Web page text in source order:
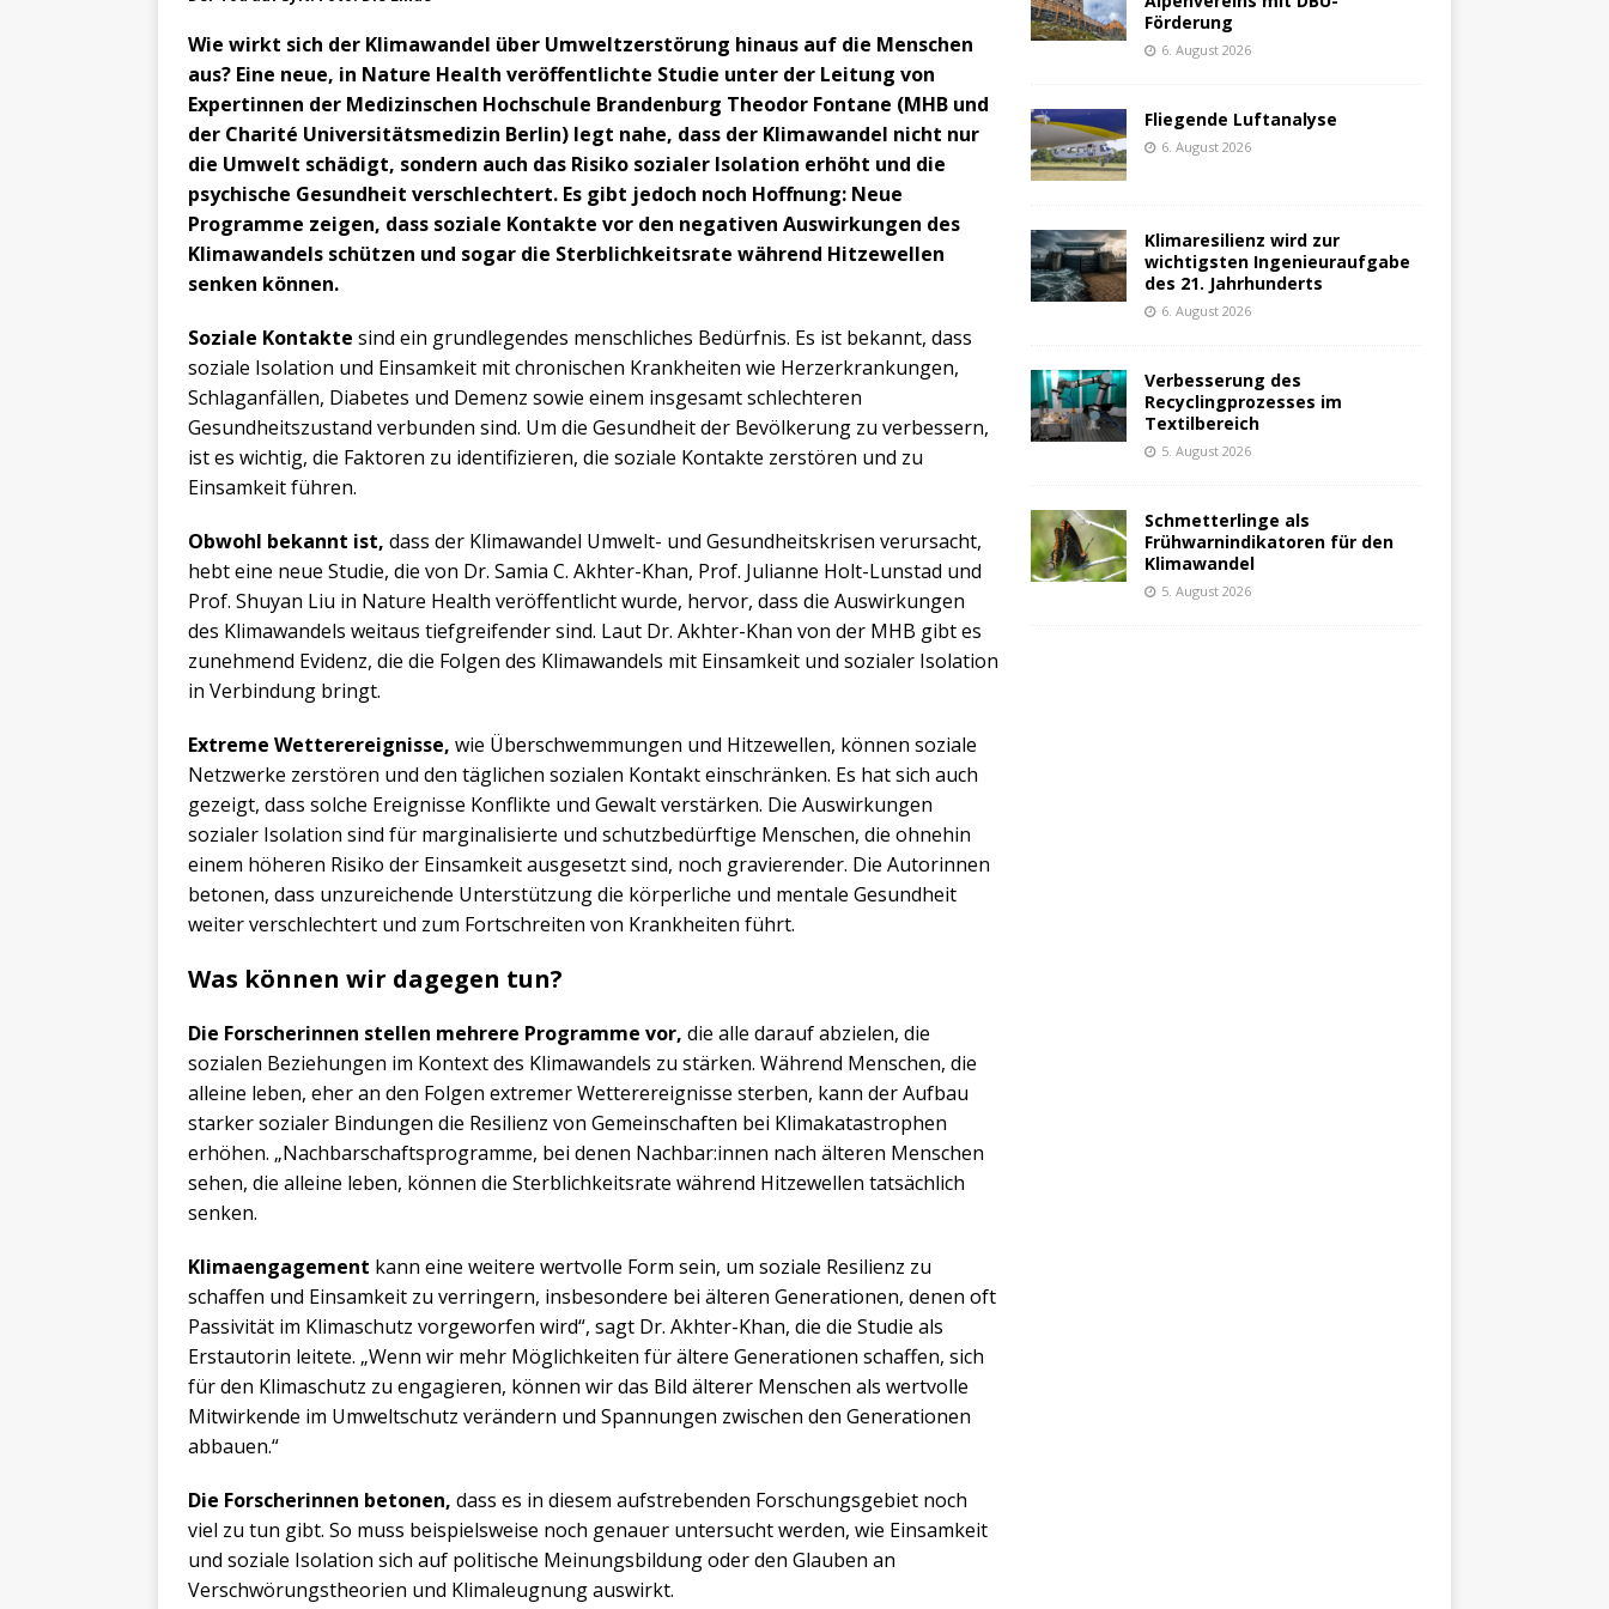
Wie wirkt sich der Klimawandel über Umweltzerstörung hinaus auf die Menschen
aus? Eine neue, in Nature Health veröffentlichte Studie unter der Leitung von
Expertinnen der Medizinschen Hochschule Brandenburg Theodor Fontane (MHB und
der Charité Universitätsmedizin Berlin) legt nahe, dass der Klimawandel nicht nur
die Umwelt schädigt, sondern auch das Risiko sozialer Isolation erhöht und die
psychische Gesundheit verschlechtert. Es gibt jedoch noch Hoffnung: Neue
Programme zeigen, dass soziale Kontakte vor den negativen Auswirkungen des
Klimawandels schützen und sogar die Sterblichkeitsrate während Hitzewellen
senken können.
Soziale Kontakte sind ein grundlegendes menschliches Bedürfnis. Es ist bekannt, dass
soziale Isolation und Einsamkeit mit chronischen Krankheiten wie Herzerkrankungen,
Schlaganfällen, Diabetes und Demenz sowie einem insgesamt schlechteren
Gesundheitszustand verbunden sind. Um die Gesundheit der Bevölkerung zu verbessern,
ist es wichtig, die Faktoren zu identifizieren, die soziale Kontakte zerstören und zu
Einsamkeit führen.
Obwohl bekannt ist, dass der Klimawandel Umwelt- und Gesundheitskrisen verursacht,
hebt eine neue Studie, die von Dr. Samia C. Akhter-Khan, Prof. Julianne Holt-Lunstad und
Prof. Shuyan Liu in Nature Health veröffentlicht wurde, hervor, dass die Auswirkungen
des Klimawandels weitaus tiefgreifender sind. Laut Dr. Akhter-Khan von der MHB gibt es
zunehmend Evidenz, die die Folgen des Klimawandels mit Einsamkeit und sozialer Isolation
in Verbindung bringt.
Extreme Wetterereignisse, wie Überschwemmungen und Hitzewellen, können soziale
Netzwerke zerstören und den täglichen sozialen Kontakt einschränken. Es hat sich auch
gezeigt, dass solche Ereignisse Konflikte und Gewalt verstärken. Die Auswirkungen
sozialer Isolation sind für marginalisierte und schutzbedürftige Menschen, die ohnehin
einem höheren Risiko der Einsamkeit ausgesetzt sind, noch gravierender. Die Autorinnen
betonen, dass unzureichende Unterstützung die körperliche und mentale Gesundheit
weiter verschlechtert und zum Fortschreiten von Krankheiten führt.
Was können wir dagegen tun?
Die Forscherinnen stellen mehrere Programme vor, die alle darauf abzielen, die
sozialen Beziehungen im Kontext des Klimawandels zu stärken. Während Menschen, die
alleine leben, eher an den Folgen extremer Wetterereignisse sterben, kann der Aufbau
starker sozialer Bindungen die Resilienz von Gemeinschaften bei Klimakatastrophen
erhöhen. „Nachbarschaftsprogramme, bei denen Nachbar:innen nach älteren Menschen
sehen, die alleine leben, können die Sterblichkeitsrate während Hitzewellen tatsächlich
senken.
Klimaengagement kann eine weitere wertvolle Form sein, um soziale Resilienz zu
schaffen und Einsamkeit zu verringern, insbesondere bei älteren Generationen, denen oft
Passivität im Klimaschutz vorgeworfen wird“, sagt Dr. Akhter-Khan, die die Studie als
Erstautorin leitete. „Wenn wir mehr Möglichkeiten für ältere Generationen schaffen, sich
für den Klimaschutz zu engagieren, können wir das Bild älterer Menschen als wertvolle
Mitwirkende im Umweltschutz verändern und Spannungen zwischen den Generationen
abbauen.“
Die Forscherinnen betonen, dass es in diesem aufstrebenden Forschungsgebiet noch
viel zu tun gibt. So muss beispielsweise noch genauer untersucht werden, wie Einsamkeit
und soziale Isolation sich auf politische Meinungsbildung oder den Glauben an
Verschwörungstheorien und Klimaleugnung auswirkt.
Förderung
6. August 2026
Fliegende Luftanalyse
6. August 2026
Klimaresilienz wird zur
wichtigsten Ingenieuraufgabe
des 21. Jahrhunderts
6. August 2026
Verbesserung des
Recyclingprozesses im
Textilbereich
5. August 2026
Schmetterlinge als
Frühwarnindikatoren für den
Klimawandel
5. August 2026